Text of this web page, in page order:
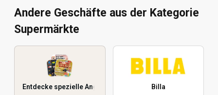
Andere Geschäfte aus der Kategorie
Supermärkte
Entdecke spezielle Angebote Billa